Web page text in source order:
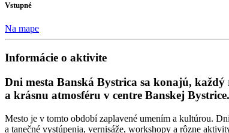
Vstupné
Na mape
Informácie o aktivite
Dni mesta Banská Bystrica sa konajú,
a krásnu atmosféru v centre Banskej Bystrice.
Mesto je v tomto období zaplavené umením a kultúrou.
a tanečné vystúpenia, vernisáže, workshopy a rôzne